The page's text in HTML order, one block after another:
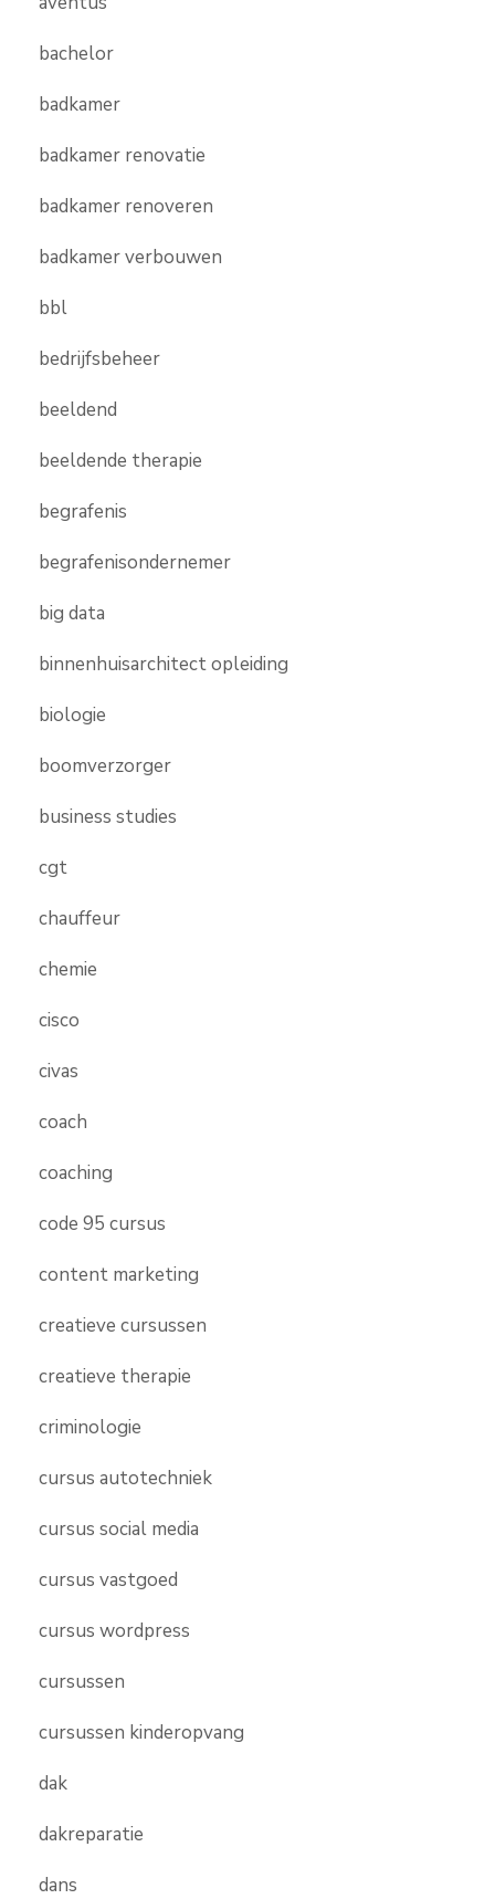
bachelor
badkamer
badkamer renovatie
badkamer renoveren
badkamer verbouwen
bbl
bedrijfsbeheer
beeldend
beeldende therapie
begrafenis
begrafenisondernemer
big data
binnenhuisarchitect opleiding
biologie
boomverzorger
business studies
cgt
chauffeur
chemie
cisco
civas
coach
coaching
code 95 cursus
content marketing
creatieve cursussen
creatieve therapie
criminologie
cursus autotechniek
cursus social media
cursus vastgoed
cursus wordpress
cursussen
cursussen kinderopvang
dak
dakreparatie
dans